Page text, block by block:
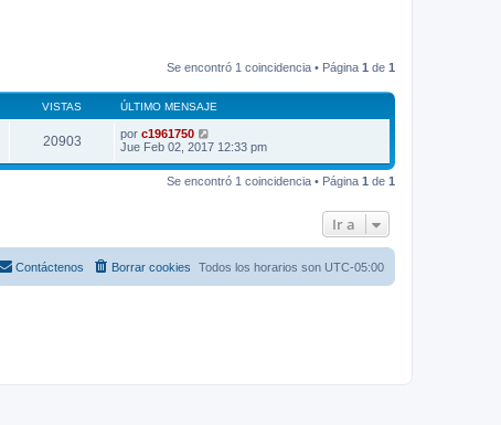
Se encontró 1 coincidencia • Página 1 de 1
VISTAS ÚLTIMO MENSAJE
20903 por c1961750
Jue Feb 02, 2017 12:33 pm
Se encontró 1 coincidencia • Página 1 de 1
Ir a
Todos los horarios son UTC-05:00
Borrar cookies
Contáctenos